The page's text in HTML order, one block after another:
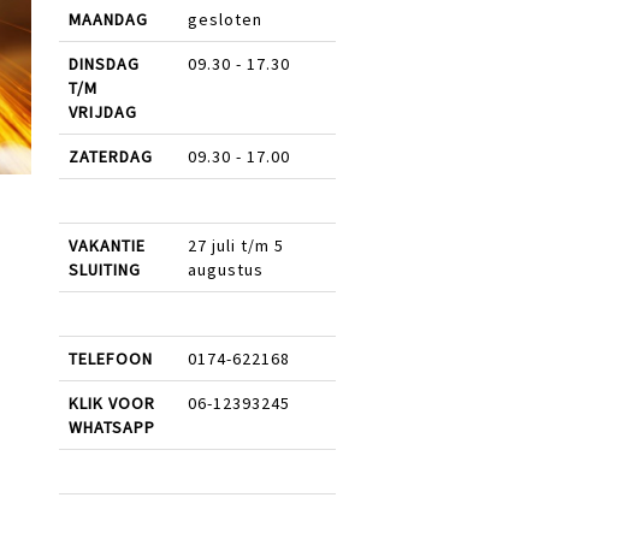
MAANDAG gesloten
DINSDAG
T/M
VRIJDAG
09.30 - 17.30
ZATERDAG 09.30 - 17.00
VAKANTIE
SLUITING
27 juli t/m 5
augustus
TELEFOON 0174-622168
KLIK VOOR
WHATSAPP
06-12393245